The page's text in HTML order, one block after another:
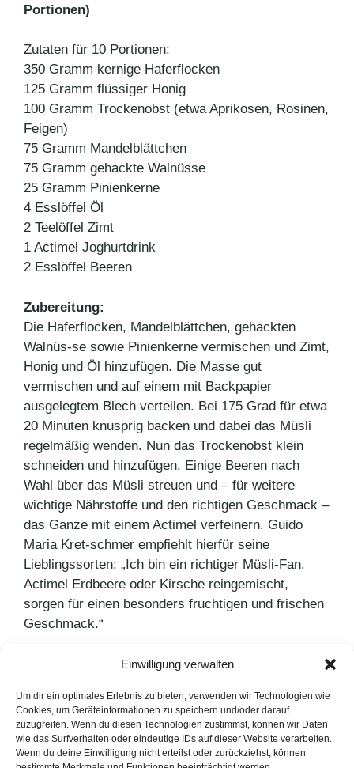
Einwilligung verwalten
Um dir ein optimales Erlebnis zu bieten, verwenden wir Technologien wie
Cookies, um Geräteinformationen zu speichern und/oder darauf
zuzugreifen. Wenn du diesen Technologien zustimmst, können wir Daten
wie das Surfverhalten oder eindeutige IDs auf dieser Website verarbeiten.
Wenn du deine Einwilligung nicht erteilst oder zurückziehst, können
Portionen)
Zutaten für 10 Portionen:
350 Gramm kernige Haferflocken
125 Gramm flüssiger Honig
100 Gramm Trockenobst (etwa Aprikosen, Rosinen,
Feigen)
75 Gramm Mandelblättchen
75 Gramm gehackte Walnüsse
25 Gramm Pinienkerne
4 Esslöffel Öl
2 Teelöffel Zimt
1 Actimel Joghurtdrink
2 Esslöffel Beeren
Zubereitung:
Die Haferflocken, Mandelblättchen, gehackten
Walnüs-se sowie Pinienkerne vermischen und Zimt,
Honig und Öl hinzufügen. Die Masse gut
vermischen und auf einem mit Backpapier
ausgelegtem Blech verteilen. Bei 175 Grad für etwa
20 Minuten knusprig backen und dabei das Müsli
regelmäßig wenden. Nun das Trockenobst klein
schneiden und hinzufügen. Einige Beeren nach
Wahl über das Müsli streuen und – für weitere
wichtige Nährstoffe und den richtigen Geschmack –
das Ganze mit einem Actimel verfeinern. Guido
Maria Kret-schmer empfiehlt hierfür seine
Lieblingssorten: „Ich bin ein richtiger Müsli-Fan.
Actimel Erdbeere oder Kirsche reingemischt,
sorgen für einen besonders fruchtigen und frischen
Geschmack.“
Pressemitteilungen
Schlagwörter
PR-Arbeit
Noch wenig Online-Marketing auf Messen
eat&STYLE begeistert Food-Branche